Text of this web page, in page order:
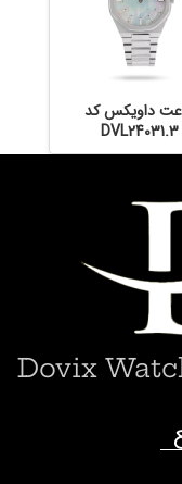
داویکس کد
DVL24031.3
Dovix